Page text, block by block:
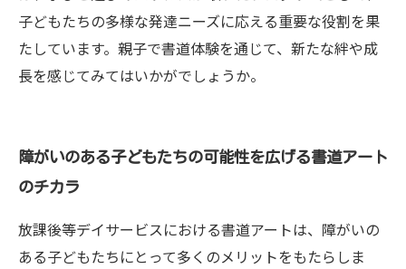
子どもたちの多様な発達ニーズに応える重要な役割を果
たしています。親子で書道体験を通じて、新たな絆や成
長を感じてみてはいかがでしょうか。
障がいのある子どもたちの可能性を広げる書道アート
のチカラ
放課後等デイサービスにおける書道アートは、障がいの
ある子どもたちにとって多くのメリットをもたらしま